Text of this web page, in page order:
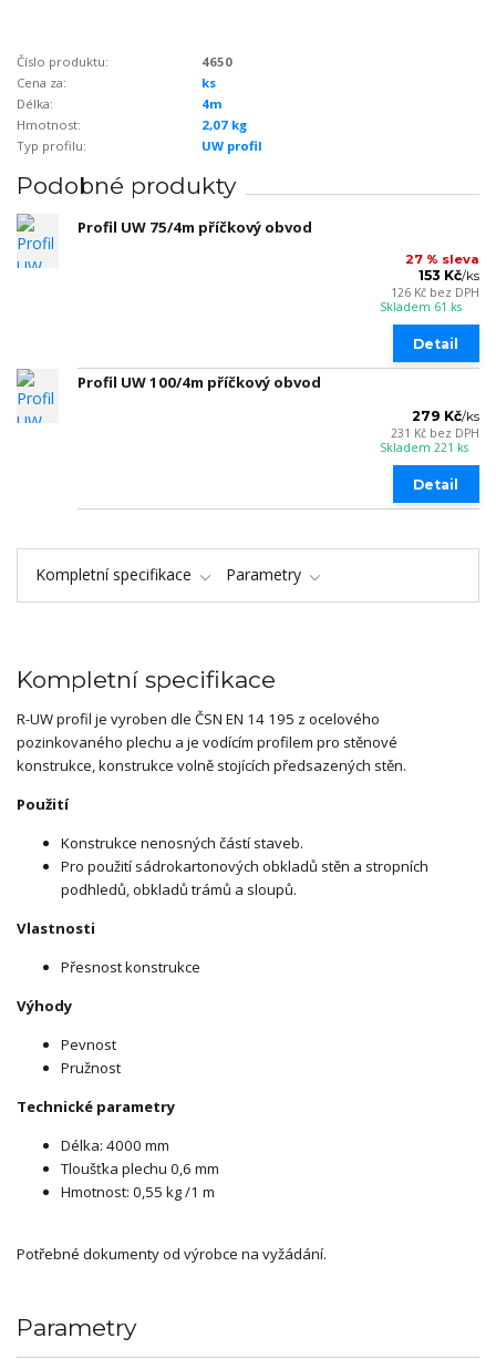
Číslo produktu:
4650
Cena za:
ks
Délka:
4m
Hmotnost:
2,07 kg
Typ profilu:
UW profil
Podobné produkty
Profil UW 75/4m příčkový obvod
27 % sleva
153 Kč/ks
126 Kč bez DPH
Skladem 61 ks
Detail
Profil UW 100/4m příčkový obvod
279 Kč/ks
231 Kč bez DPH
Skladem 221 ks
Detail
Kompletní specifikace Parametry
Kompletní specifikace
R-UW profil je vyroben dle ČSN EN 14 195 z ocelového
pozinkovaného plechu a je vodícím profilem pro stěnové
konstrukce, konstrukce volně stojících předsazených stěn.
Použití
Konstrukce nenosných částí staveb.
Pro použití sádrokartonových obkladů stěn a stropních
podhledů, obkladů trámů a sloupů.
Vlastnosti
Přesnost konstrukce
Výhody
Pevnost
Pružnost
Technické parametry
Délka: 4000 mm
Tloušťka plechu 0,6 mm
Hmotnost: 0,55 kg /1 m
Potřebné dokumenty od výrobce na vyžádání.
Parametry